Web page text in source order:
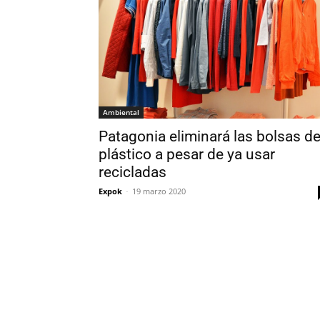
Ambiental
Patagonia eliminará las bolsas de
plástico a pesar de ya usar
recicladas
Expok - 19 marzo 2020